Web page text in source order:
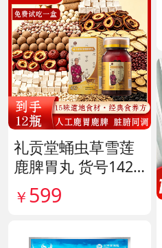
礼贡堂蛹虫草雪莲
鹿脾胃丸 货号1420
09
￥ 599